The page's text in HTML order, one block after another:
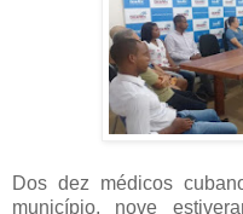
Dos dez médicos
município, nove